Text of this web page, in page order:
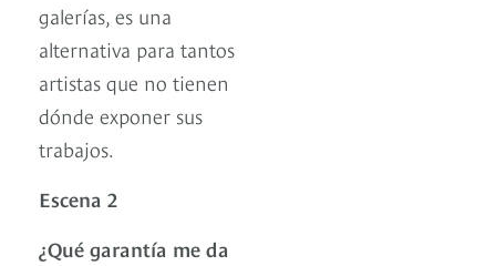
galerías, es una
alternativa para tantos
artistas que no tienen
dónde exponer sus
trabajos.
Escena 2
¿Qué garantía me da